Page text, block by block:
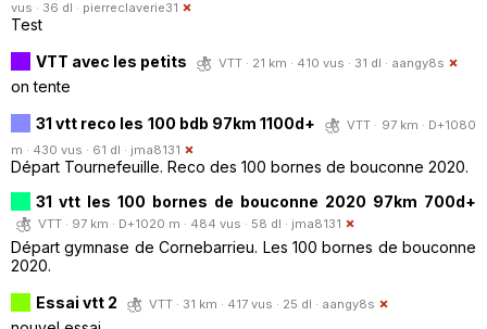
vus · 36 dl · pierreclaverie31
Test
VTT avec les petits
VTT · 21 km · 410 vus · 31 dl · aangy8s
on tente
31 vtt reco les 100 bdb 97km 1100d+
VTT · 97 km · D+1080
m · 430 vus · 61 dl · jma8131
Départ Tournefeuille. Reco des 100 bornes de bouconne 2020.
31 vtt les 100 bornes de bouconne 2020 97km 700d+
VTT · 97 km · D+1020 m · 484 vus · 58 dl · jma8131
Départ gymnase de Cornebarrieu. Les 100 bornes de bouconne
2020.
Essai vtt 2
VTT · 31 km · 417 vus · 25 dl · aangy8s